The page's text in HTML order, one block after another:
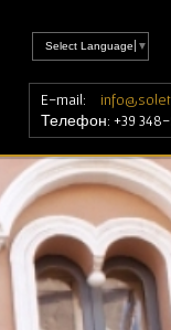
Select Language ▼
E-mail:
Телефон: +39